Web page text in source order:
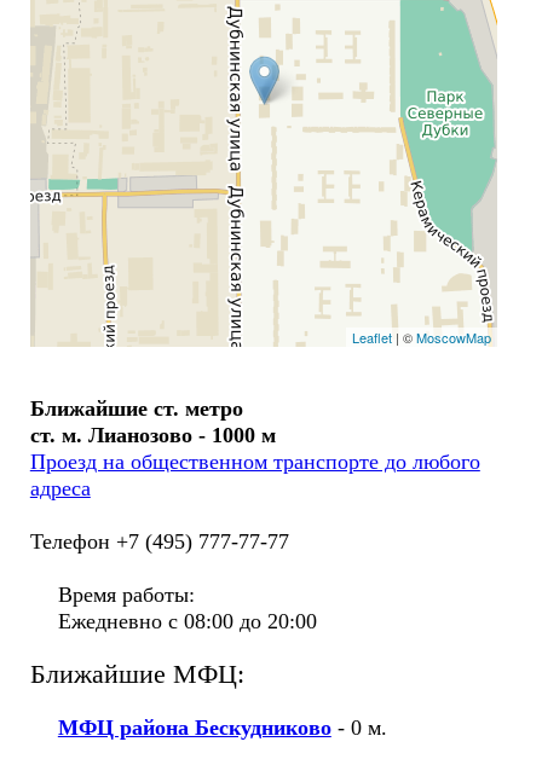
Leaflet| ©MoscowMap
Ближайшие ст. метро
ст. м. Лианозово - 1000 м
Проезд на общественном транспорте до любого
адреса
Телефон +7 (495) 777-77-77
Время работы:
Ежедневно с 08:00 до 20:00
Ближайшие МФЦ:
МФЦ района Бескудниково- 0 м.